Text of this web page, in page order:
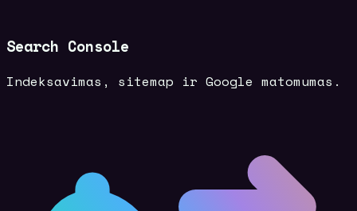
Search Console
Indeksavimas, sitemap ir Google matomumas.